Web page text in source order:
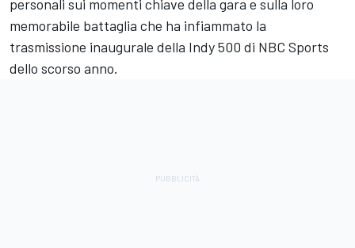
personali sui momenti chiave della gara e sulla loro
memorabile battaglia che ha infiammato la
trasmissione inaugurale della Indy 500 di NBC Sports
dello scorso anno.